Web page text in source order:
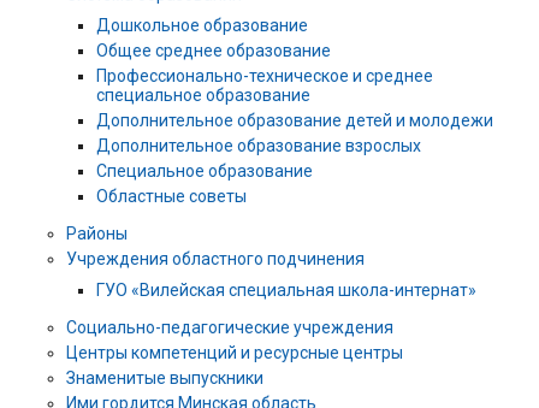
Дошкольное образование
Общее среднее образование
Профессионально-техническое и среднее
специальное образование
Дополнительное образование детей и молодежи
Дополнительное образование взрослых
Специальное образование
Областные советы
Районы
Учреждения областного подчинения
ГУО «Вилейская специальная школа-интернат»
Социально-педагогические учреждения
Центры компетенций и ресурсные центры
Знаменитые выпускники
Ими гордится Минская область